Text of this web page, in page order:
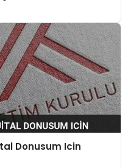
Donusum Icin